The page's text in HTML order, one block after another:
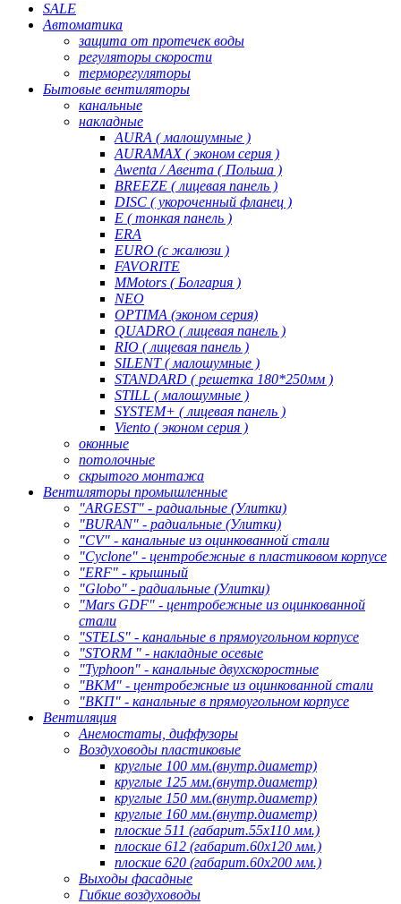
SALE
Автоматика
защита от протечек воды
регуляторы скорости
терморегуляторы
Бытовые вентиляторы
канальные
накладные
AURA ( малошумные )
AURAMAX ( эконом серия )
Awenta / Авента ( Польша )
BREEZE ( лицевая панель )
DISC ( укороченный фланец )
E ( тонкая панель )
ERA
EURO (с жалюзи )
FAVORITE
MMotors ( Болгария )
NEO
OPTIMA (эконом серия)
QUADRO ( лицевая панель )
RIO ( лицевая панель )
SILENT ( малошумные )
STANDARD ( решетка 180*250мм )
STILL ( малошумные )
SYSTEM+ ( лицевая панель )
Viento ( эконом серия )
оконные
потолочные
скрытого монтажа
Вентиляторы промышленные
"ARGEST" - радиальные (Улитки)
"BURAN" - радиальные (Улитки)
"CV" - канальные из оцинкованной стали
"Cyclone" - центробежные в пластиковом корпусе
"ERF" - крышный
"Globo" - радиальные (Улитки)
"Mars GDF" - центробежные из оцинкованной
стали
"STELS" - канальные в прямоугольном корпусе
"STORM " - накладные осевые
"Typhoon" - канальные двухскоростные
"ВКМ" - центробежные из оцинкованной стали
"ВКП" - канальные в прямоугольном корпусе
Вентиляция
Анемостаты, диффузоры
Воздуховоды пластиковые
круглые 100 мм.(внутр.диаметр)
круглые 125 мм.(внутр.диаметр)
круглые 150 мм.(внутр.диаметр)
круглые 160 мм.(внутр.диаметр)
плоские 511 (габарит.55х110 мм.)
плоские 612 (габарит.60х120 мм.)
плоские 620 (габарит.60х200 мм.)
Выходы фасадные
Гибкие воздуховоды